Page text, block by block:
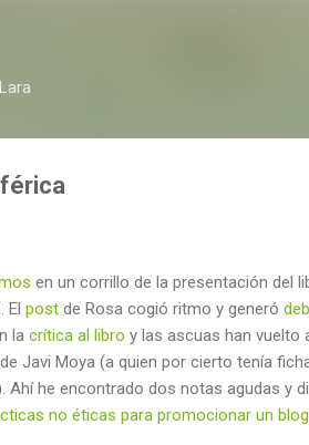
en un corrillo de la presentación del
El post de Rosa cogió ritmo y generó
la crítica al libro y las ascuas han vuelto
de Javi Moya (a quien por cierto tenía
Ahí he encontrado dos notas agudas y
no éticas para promocionar un